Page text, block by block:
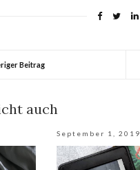
Beitrag
auch
September 1, 2019